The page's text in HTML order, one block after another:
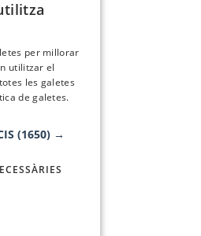
per millorar
utilitzar el
les galetes
de galetes.
(1650) →